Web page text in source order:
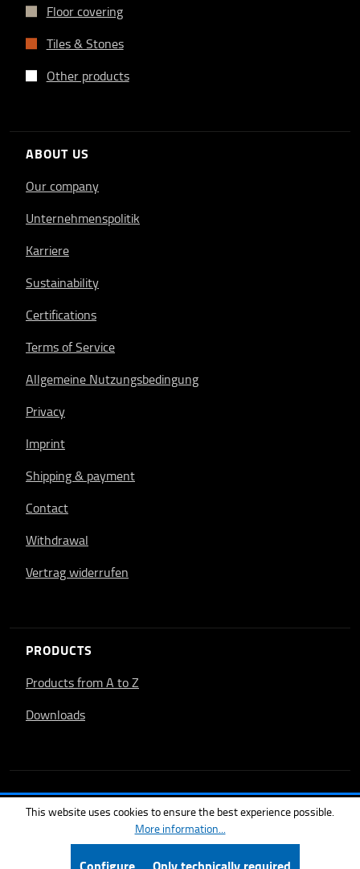
Floor covering
Tiles & Stones
Other products
ABOUT US
Our company
Unternehmenspolitik
Karriere
Sustainability
Certifications
Terms of Service
Allgemeine Nutzungsbedingung
Privacy
Imprint
Shipping & payment
Contact
Withdrawal
Vertrag widerrufen
PRODUCTS
Products from A to Z
Downloads
This website uses cookies to ensure the best experience possible.
More information...